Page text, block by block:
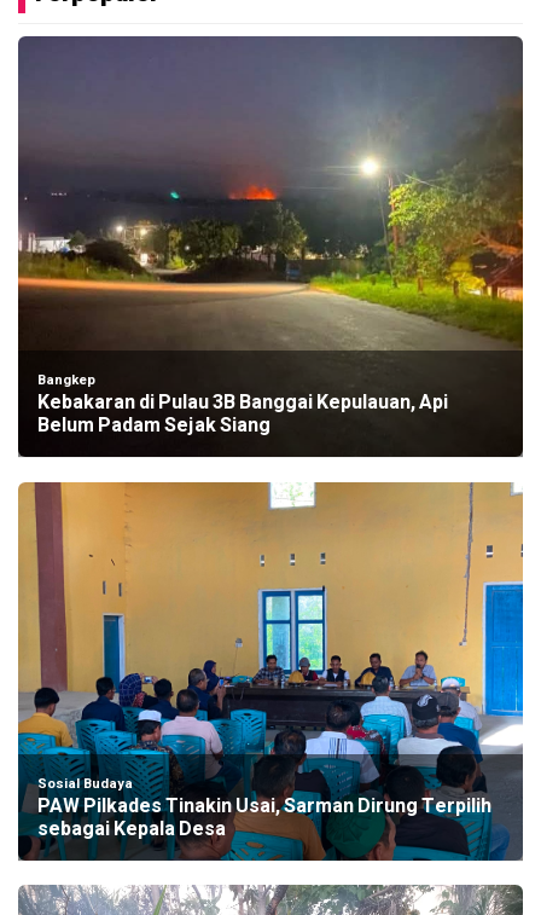
Bangkep
Kebakaran di Pulau 3B Banggai Kepulauan, Api
Belum Padam Sejak Siang
Sosial Budaya
PAW Pilkades Tinakin Usai, Sarman Dirung Terpilih
sebagai Kepala Desa